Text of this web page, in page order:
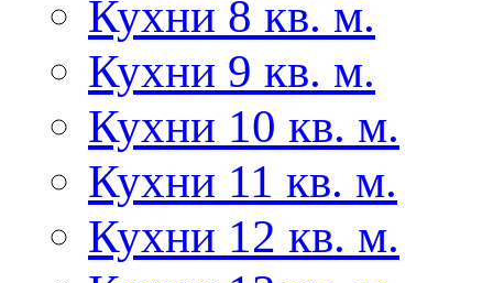
Кухни 8 кв. м.
Кухни 9 кв. м.
Кухни 10 кв. м.
Кухни 11 кв. м.
Кухни 12 кв. м.